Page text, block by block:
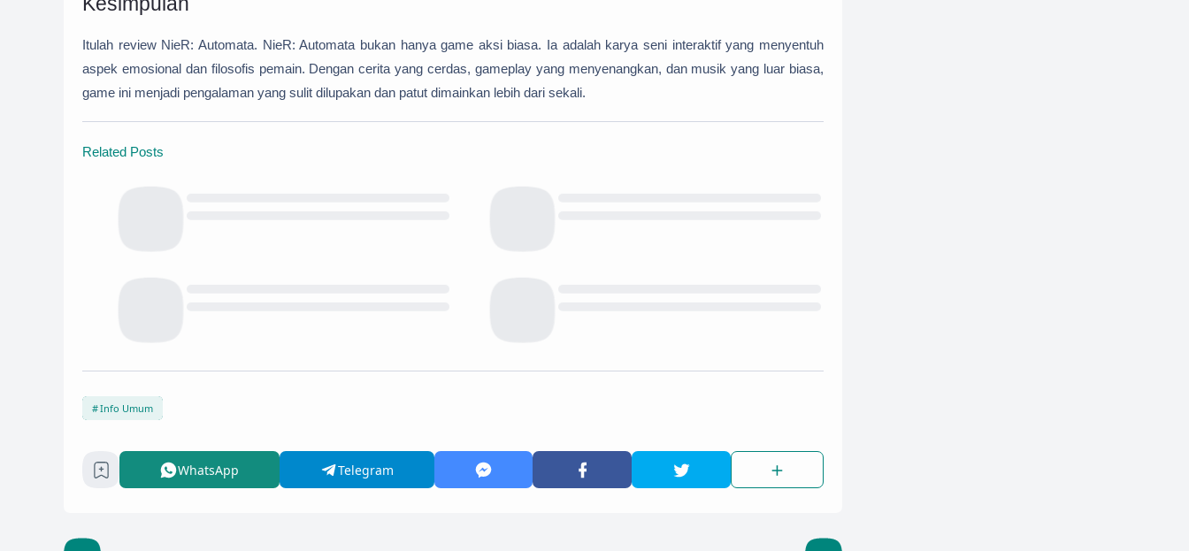
Itulah review NieR: Automata. NieR: Automata bukan hanya game aksi biasa. Ia adalah karya seni interaktif yang menyentuh
aspek emosional dan filosofis pemain. Dengan cerita yang cerdas, gameplay yang menyenangkan, dan musik yang luar biasa,
game ini menjadi pengalaman yang sulit dilupakan dan patut dimainkan lebih dari sekali.
Related Posts
Info Umum
WhatsApp Telegram